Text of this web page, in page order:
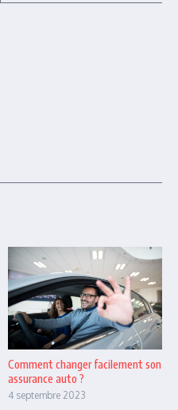
Comment changer facilement son
assurance auto ?
4 septembre 2023